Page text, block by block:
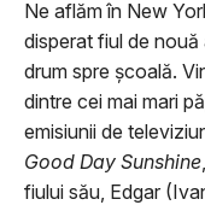
Ne aflăm în New
disperat fiul de
drum spre școală.
dintre cei mai mari
emisiunii de
Good Day Sunshine
fiului său, Edgar